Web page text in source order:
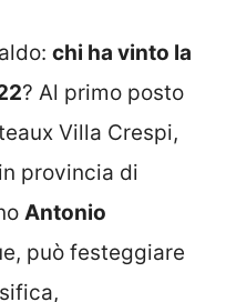
chi ha vinto la
? Al primo posto
Villa Crespi,
provincia di
Antonio
può festeggiare